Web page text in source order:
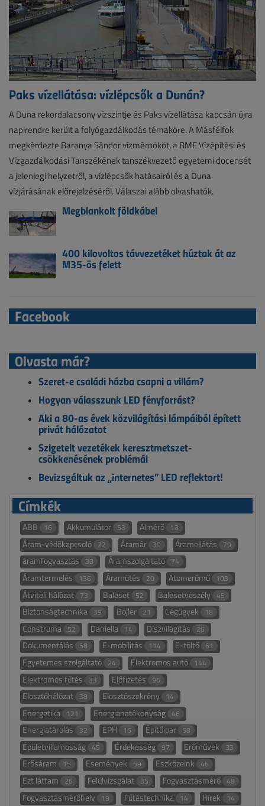
Paks vízellátása: vízlépcsők a Dunán?
A Duna rekordalacsony vízszintje és Paks vízellátása kapcsán újra
napirendre került a folyógazdálkodás témaköre. A Másfélfok
megkérdezte Baranya Sándor vízmérnököt, a BME Vízépítési és
Vízgazdálkodási Tanszékének tanszékvezető egyetemi docensét
a jelenlegi helyzetről, a vízlépcsők hatásairól és a Duna
vízjárásának előrejelzéséről. Válaszai alább olvashatók.
Megblankolt földkábel
400 kilovoltos távvezetéket húztak át az
M35-ös felett
Facebook
Olvasta már?
Szeret-e családi házba csapni a villám?
Hogyan válasszunk LED fényforrást?
Aki a 80-as évek közvilágítási lámpáiból épített
privát hálózatot
Szigetelt vezetékek keresztmetszet-
csökkenésének problémái
Bevizsgáltuk az „internetes” LED reflektort!
Címkék
ABB 16 Akkumulátor 53 Almérő 13
Áram-védőkapcsoló 22 Áramár 39 Áramellátás 79
áramfogyasztás 38 Áramszolgáltató 74
Áramtermelés 136 Áramütés 20 Atomerőmű 103
Átviteli hálózat 73 Baleset 52 Balesetveszély 45
Biztonságtechnika 39 Bojler 21 Cégügyek 18
Construma 52 Daniella 14 Díszvilágítás 26
Dokumentálás 58 E-mobilitás 114 E-töltő 61
Egyetemes szolgáltató 24 Elektromos autó 144
Elektromos fűtés 33 Előfizetés 96
Elosztóhálózat 38 Elosztószekrény 14
Energetika 121 Energiahatékonyság 46
Energiatárolás 32 EPH 16 Építőipar 58
Épületvillamosság 45 Érdekesség 97 Erőművek 33
Erősáram 15 Események 69 Eszközeink 46
Ezt láttam 26 Felülvizsgálat 35 Fogyasztásmérő 48
Fogyasztásmérőhely 19 Fűtéstechnika 14 Hírek 14